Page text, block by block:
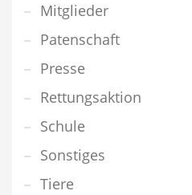
Mitglieder
Patenschaft
Presse
Rettungsaktion
Schule
Sonstiges
Tiere